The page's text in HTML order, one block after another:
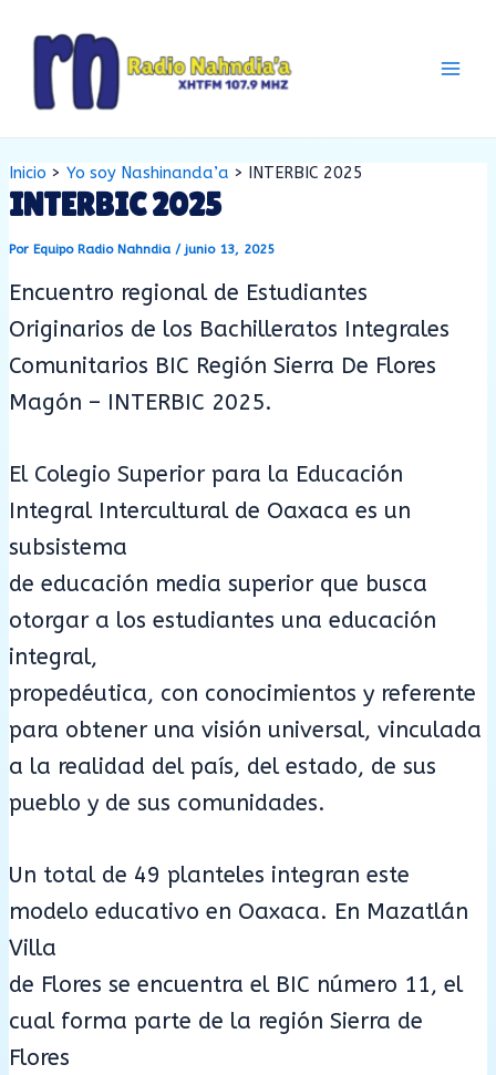
contenido
Inicio Yo soy Nashinanda’a INTERBIC 2025
INTERBIC 2025
Por Equipo Radio Nahndia / junio 13, 2025
Encuentro regional de Estudiantes
Originarios de los Bachilleratos Integrales
Comunitarios BIC Región Sierra De Flores
Magón – INTERBIC 2025.
El Colegio Superior para la Educación
Integral Intercultural de Oaxaca es un
subsistema
de educación media superior que busca
otorgar a los estudiantes una educación
integral,
propedéutica, con conocimientos y referente
para obtener una visión universal, vinculada
a la realidad del país, del estado, de sus
pueblo y de sus comunidades.
Un total de 49 planteles integran este
modelo educativo en Oaxaca. En Mazatlán
Villa
de Flores se encuentra el BIC número 11, el
cual forma parte de la región Sierra de
Flores
entradas